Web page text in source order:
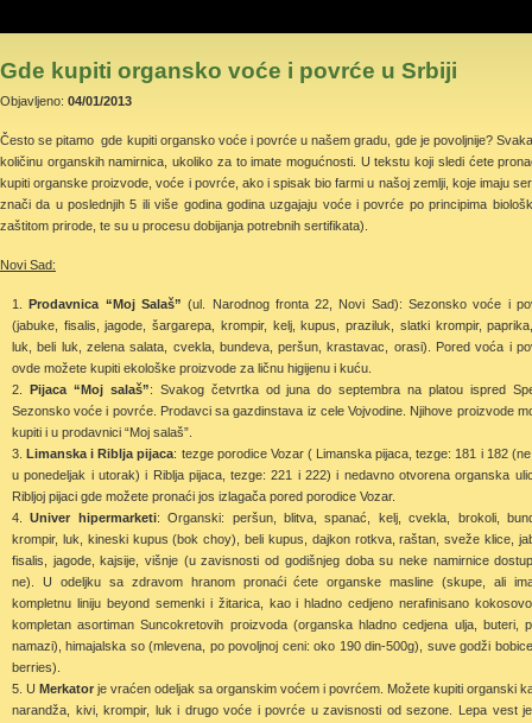
Gde kupiti organsko voće i povrće u Srbiji
Objavljeno: 04/01/2013
Često se pitamo gde kupiti organsko voće i povrće u našem gradu, gde je povoljnije?
količinu organskih namirnica, ukoliko za to imate mogućnosti. U tekstu koji sledi ćete
kupiti organske proizvode, voće i povrće, ako i spisak bio farmi u našoj zemlji, koje imaju
znači da u poslednjih 5 ili više godina godina uzgajaju voće i povrće po principima
zaštitom prirode, te su u procesu dobijanja potrebnih sertifikata).
Novi Sad:
Prodavnica “Moj Salaš” (ul. Narodnog fronta 22, Novi Sad): Sezonsko voće i
(jabuke, fisalis, jagode, šargarepa, krompir, kelj, kupus, praziluk, slatki krompir,
luk, beli luk, zelena salata, cvekla, bundeva, peršun, krastavac, orasi). Pored voća i
ovde možete kupiti ekološke proizvode za ličnu higijenu i kuću.
Pijaca “Moj salaš”: Svakog četvrtka od juna do septembra na platou ispred
Sezonsko voće i povrće. Prodavci sa gazdinstava iz cele Vojvodine. Njihove proizvode
kupiti i u prodavnici “Moj salaš”.
Limanska i Riblja pijaca: tezge porodice Vozar ( Limanska pijaca, tezge: 181 i 182
u ponedeljak i utorak) i Riblja pijaca, tezge: 221 i 222) i nedavno otvorena organska
Ribljoj pijaci gde možete pronaći jos izlagača pored porodice Vozar.
Univer hipermarketi: Organski: peršun, blitva, spanać, kelj, cvekla, brokoli,
krompir, luk, kineski kupus (bok choy), beli kupus, dajkon rotkva, raštan, sveže klice,
fisalis, jagode, kajsije, višnje (u zavisnosti od godišnjeg doba su neke namirnice
ne). U odeljku sa zdravom hranom pronaći ćete organske masline (skupe, ali
kompletnu liniju beyond semenki i žitarica, kao i hladno cedjeno nerafinisano
kompletan asortiman Suncokretovih proizvoda (organska hladno cedjena ulja, buteri,
namazi), himajalska so (mlevena, po povoljnoj ceni: oko 190 din-500g), suve godži
berries).
U Merkator je vraćen odeljak sa organskim voćem i povrćem. Možete kupiti organski
narandža, kivi, krompir, luk i drugo voće i povrće u zavisnosti od sezone. Lepa vest